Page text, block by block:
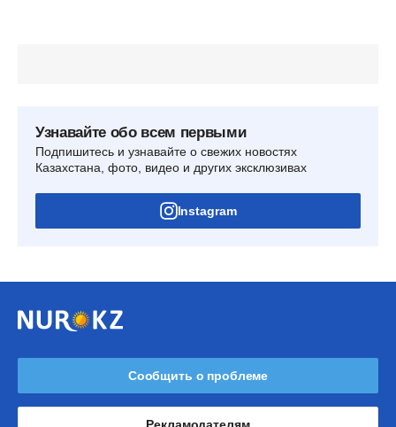
Узнавайте обо всем первыми
Подпишитесь и узнавайте о свежих новостях
Казахстана, фото, видео и других эксклюзивах
Instagram
Сообщить о проблеме
Рекламодателям